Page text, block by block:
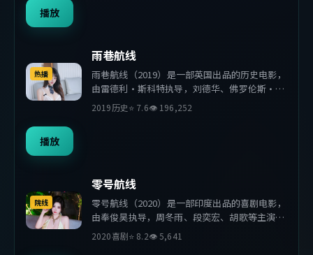
播放
热播
雨巷航线
雨巷航线（2019）是一部英国出品的历史电影，
由雷德利·斯科特执导，刘德华、佛罗伦斯·
珀、赵丽颖等主演。影片在叙事与视听上力求突
破，探讨人性与抉择，节奏张弛有度，适合喜欢
2019历史⭐ 7.6👁 196,252
播放
院线
零号航线
零号航线（2020）是一部印度出品的喜剧电影，
由奉俊昊执导，周冬雨、段奕宏、胡歌等主演。
影片在叙事与视听上力求突破，探讨人性与抉
择，节奏张弛有度，适合喜欢该类型的观众完整
2020喜剧⭐ 8.2👁5,641